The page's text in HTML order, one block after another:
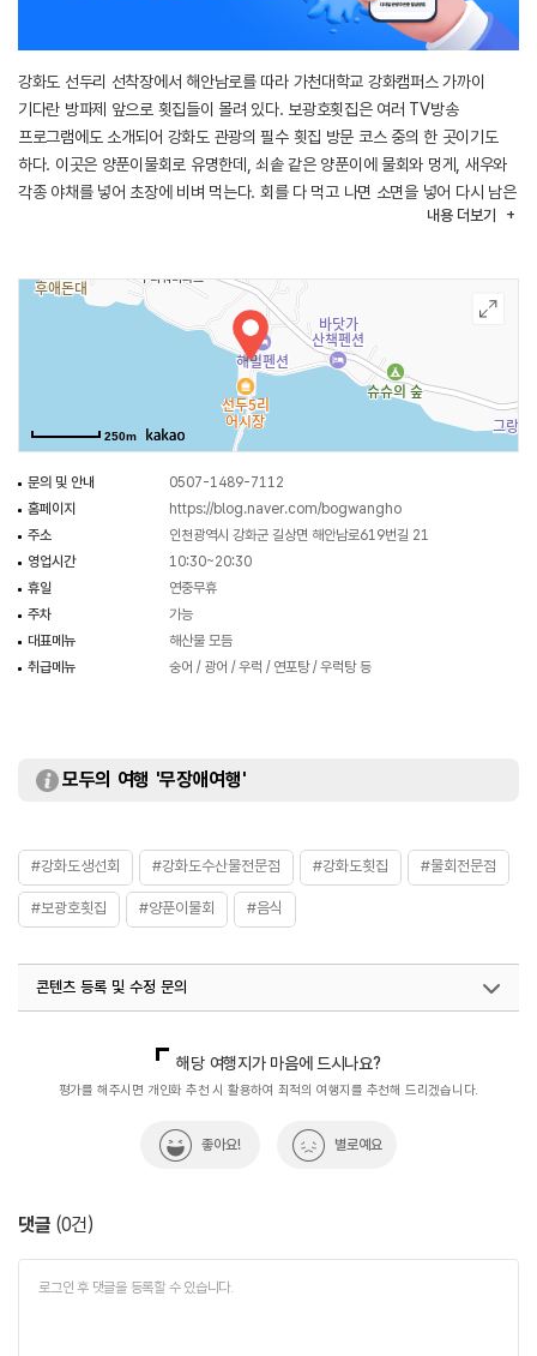
강화도 선두리 선착장에서 해안남로를 따라 가천대학교 강화캠퍼스 가까이
기다란 방파제 앞으로 횟집들이 몰려 있다. 보광호횟집은 여러 TV방송
프로그램에도 소개되어 강화도 관광의 필수 횟집 방문 코스 중의 한 곳이기도
하다. 이곳은 양푼이물회로 유명한데, 쇠솥 같은 양푼이에 물회와 멍게, 새우와
각종 야채를 넣어 초장에 비벼 먹는다. 회를 다 먹고 나면 소면을 넣어 다시 남은
회와 야채와 같이 먹는 맛으로 보광호 횟집만의 특별 메뉴다. 일반 활어회와
내용 더보기
250m
문의 및 안내
0507-1489-7112
홈페이지
https://blog.naver.com/bogwangho
주소
인천광역시 강화군 길상면 해안남로619번길 21
영업시간
10:30~20:30
휴일
연중무휴
주차
가능
대표메뉴
해산물 모듬
취급메뉴
숭어 / 광어 / 우럭 / 연포탕 / 우럭탕 등
모두의 여행 '무장애여행'
#강화도생선회 #강화도수산물전문점 #강화도횟집 #물회전문점
#보광호횟집 #양푼이물회 #음식
콘텐츠 등록 및 수정 문의
해당 여행지가 마음에 드시나요?
평가를 해주시면 개인화 추천 시 활용하여 최적의 여행지를 추천해 드리겠습니다.
좋아요! 별로예요
댓글 (0건)